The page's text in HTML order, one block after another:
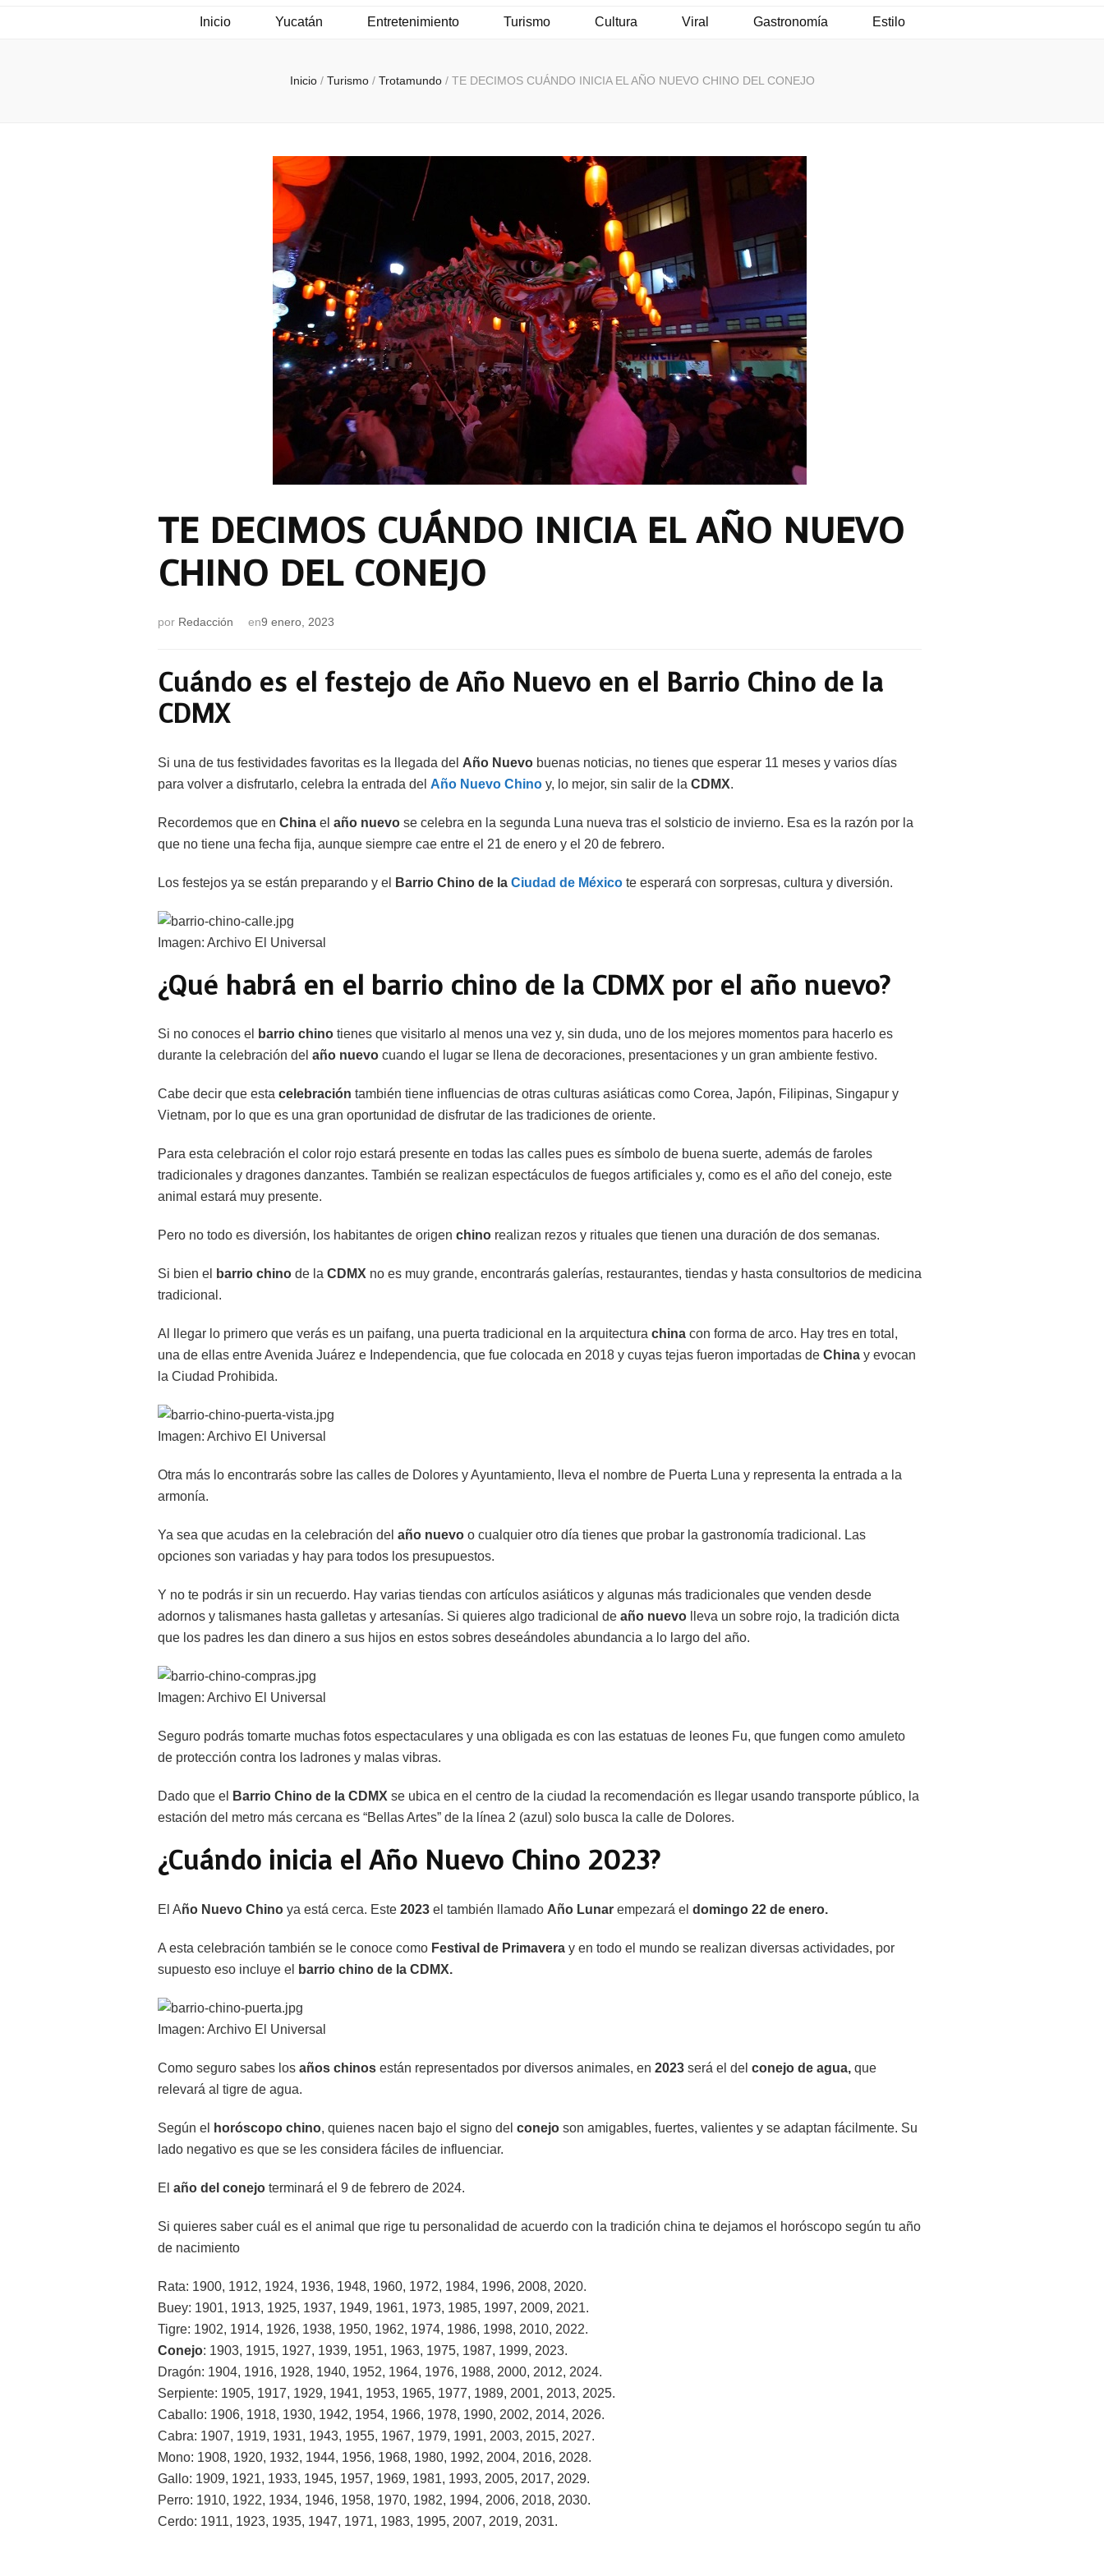
Inicio Yucatán Entretenimiento Turismo Cultura Viral Gastronomía Estilo
Inicio / Turismo / Trotamundo / TE DECIMOS CUÁNDO INICIA EL AÑO NUEVO CHINO DEL CONEJO
TE DECIMOS CUÁNDO INICIA EL AÑO NUEVO
CHINO DEL CONEJO
por Redacción en9 enero, 2023
Cuándo es el festejo de Año Nuevo en el Barrio Chino de la
CDMX
Si una de tus festividades favoritas es la llegada del Año Nuevo buenas noticias, no tienes que esperar 11 meses y varios días
para volver a disfrutarlo, celebra la entrada del Año Nuevo Chino y, lo mejor, sin salir de la CDMX.
Recordemos que en China el año nuevo se celebra en la segunda Luna nueva tras el solsticio de invierno. Esa es la razón por la
que no tiene una fecha fija, aunque siempre cae entre el 21 de enero y el 20 de febrero.
Los festejos ya se están preparando y el Barrio Chino de la Ciudad de México te esperará con sorpresas, cultura y diversión.
Imagen: Archivo El Universal
¿Qué habrá en el barrio chino de la CDMX por el año nuevo?
Si no conoces el barrio chino tienes que visitarlo al menos una vez y, sin duda, uno de los mejores momentos para hacerlo es
durante la celebración del año nuevo cuando el lugar se llena de decoraciones, presentaciones y un gran ambiente festivo.
Cabe decir que esta celebración también tiene influencias de otras culturas asiáticas como Corea, Japón, Filipinas, Singapur y
Vietnam, por lo que es una gran oportunidad de disfrutar de las tradiciones de oriente.
Para esta celebración el color rojo estará presente en todas las calles pues es símbolo de buena suerte, además de faroles
tradicionales y dragones danzantes. También se realizan espectáculos de fuegos artificiales y, como es el año del conejo, este
animal estará muy presente.
Pero no todo es diversión, los habitantes de origen chino realizan rezos y rituales que tienen una duración de dos semanas.
Si bien el barrio chino de la CDMX no es muy grande, encontrarás galerías, restaurantes, tiendas y hasta consultorios de medicina
tradicional.
Al llegar lo primero que verás es un paifang, una puerta tradicional en la arquitectura china con forma de arco. Hay tres en total,
una de ellas entre Avenida Juárez e Independencia, que fue colocada en 2018 y cuyas tejas fueron importadas de China y evocan
la Ciudad Prohibida.
Imagen: Archivo El Universal
Otra más lo encontrarás sobre las calles de Dolores y Ayuntamiento, lleva el nombre de Puerta Luna y representa la entrada a la
armonía.
Ya sea que acudas en la celebración del año nuevo o cualquier otro día tienes que probar la gastronomía tradicional. Las
opciones son variadas y hay para todos los presupuestos.
Y no te podrás ir sin un recuerdo. Hay varias tiendas con artículos asiáticos y algunas más tradicionales que venden desde
adornos y talismanes hasta galletas y artesanías. Si quieres algo tradicional de año nuevo
lleva un sobre rojo, la tradición dicta
que los padres les dan dinero a sus hijos en estos sobres deseándoles abundancia a lo largo del año.
Imagen: Archivo El Universal
Seguro podrás tomarte muchas fotos espectaculares y una obligada es con las estatuas de leones Fu, que fungen como amuleto
de protección contra los ladrones y malas vibras.
Dado que el Barrio Chino de la CDMX se ubica en el centro de la ciudad la recomendación es llegar usando transporte público, la
estación del metro más cercana es “Bellas Artes” de la línea 2 (azul) solo busca la calle de Dolores.
¿Cuándo inicia el Año Nuevo Chino 2023?
El Año Nuevo Chino ya está cerca. Este 2023 el también llamado Año Lunar empezará el domingo 22 de enero.
A esta celebración también se le conoce como Festival de Primavera y en todo el mundo se realizan diversas actividades, por
supuesto eso incluye el
barrio chino de la CDMX.
Imagen: Archivo El Universal
Como seguro sabes los años chinos están representados por diversos animales, en 2023 será el del conejo de agua, que
relevará al tigre de agua.
Según el horóscopo chino, quienes nacen bajo el signo del conejo son amigables, fuertes, valientes y se adaptan fácilmente. Su
lado negativo es que se les considera fáciles de influenciar.
El año del conejo terminará el 9 de febrero de 2024.
Si quieres saber cuál es el animal que rige tu personalidad de acuerdo con la tradición china te dejamos el horóscopo según tu año
de nacimiento
Rata: 1900, 1912, 1924, 1936, 1948, 1960, 1972, 1984, 1996, 2008, 2020.
Buey: 1901, 1913, 1925, 1937, 1949, 1961, 1973, 1985, 1997, 2009, 2021.
Tigre: 1902, 1914, 1926, 1938, 1950, 1962, 1974, 1986, 1998, 2010, 2022.
Conejo: 1903, 1915, 1927, 1939, 1951, 1963, 1975, 1987, 1999, 2023.
Dragón: 1904, 1916, 1928, 1940, 1952, 1964, 1976, 1988, 2000, 2012, 2024.
Serpiente: 1905, 1917, 1929, 1941, 1953, 1965, 1977, 1989, 2001, 2013, 2025.
Caballo: 1906, 1918, 1930, 1942, 1954, 1966, 1978, 1990, 2002, 2014, 2026.
Cabra: 1907, 1919, 1931, 1943, 1955, 1967, 1979, 1991, 2003, 2015, 2027.
Mono: 1908, 1920, 1932, 1944, 1956, 1968, 1980, 1992, 2004, 2016, 2028.
Gallo: 1909, 1921, 1933, 1945, 1957, 1969, 1981, 1993, 2005, 2017, 2029.
Perro: 1910, 1922, 1934, 1946, 1958, 1970, 1982, 1994, 2006, 2018, 2030.
Cerdo: 1911, 1923, 1935, 1947, 1971, 1983, 1995, 2007, 2019, 2031.